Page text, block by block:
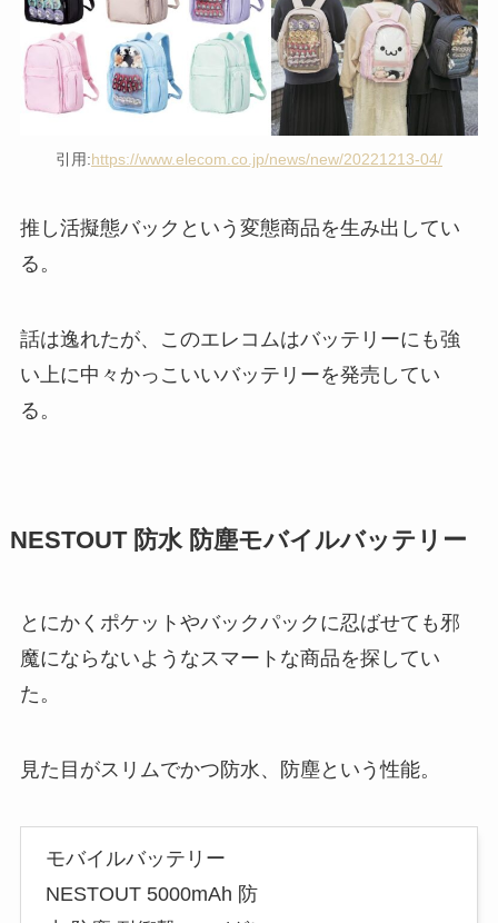
引用:https://www.elecom.co.jp/news/new/20221213-04/
推し活擬態バックという変態商品を生み出してい
る。
話は逸れたが、このエレコムはバッテリーにも強
い上に中々かっこいいバッテリーを発売してい
る。
NESTOUT 防水 防塵モバイルバッテリー
とにかくポケットやバックパックに忍ばせても邪
魔にならないようなスマートな商品を探してい
た。
見た目がスリムでかつ防水、防塵という性能。
モバイルバッテリー
NESTOUT 5000mAh 防